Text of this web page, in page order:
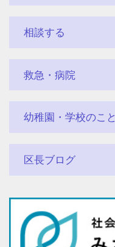
相談する
救急・病院
幼稚園・学校のこと
区長ブログ